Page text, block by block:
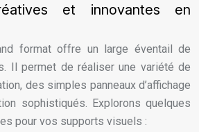
et innovantes en
format offre un large éventail de
Il permet de réaliser une variété de
des simples panneaux d’affichage
sophistiqués. Explorons quelques
pour vos supports visuels :